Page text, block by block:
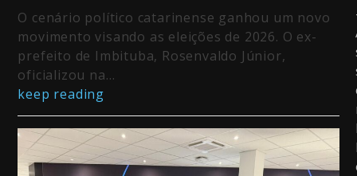
O cenário político catarinense ganhou um novo
movimento visando as eleições de 2026. O ex-
prefeito de Imbituba, Rosenvaldo Júnior,
oficializou na…
keep reading